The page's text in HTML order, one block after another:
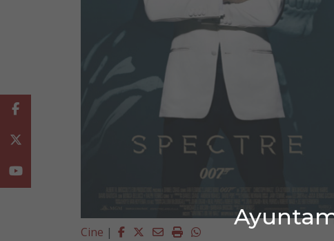
Cine | Facebook
Twitter
EmailImprimirWhatsapp
Facebook
Youtube